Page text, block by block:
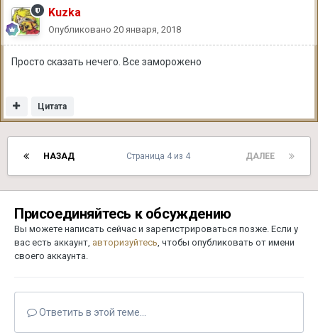
Kuzka
Опубликовано 20 января, 2018
Просто сказать нечего. Все заморожено
Цитата
НАЗАД ДАЛЕЕ
Страница 4 из 4
Присоединяйтесь к обсуждению
Вы можете написать сейчас и зарегистрироваться позже. Если у
вас есть аккаунт, авторизуйтесь , чтобы опубликовать от имени
своего аккаунта.
Ответить в этой теме...